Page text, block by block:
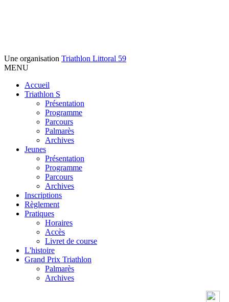
Une organisation Triathlon Littoral 59
MENU
Accueil
Triathlon S
Présentation
Programme
Parcours
Palmarès
Archives
Jeunes
Présentation
Programme
Parcours
Archives
Inscriptions
Règlement
Pratiques
Horaires
Accès
Livret de course
L'histoire
Grand Prix Triathlon
Palmarès
Archives